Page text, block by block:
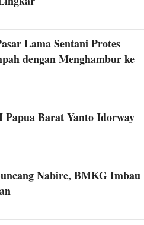
Lama Sentani Protes
dengan Menghambur ke
Papua Barat Yanto Idorway
Nabire, BMKG Imbau